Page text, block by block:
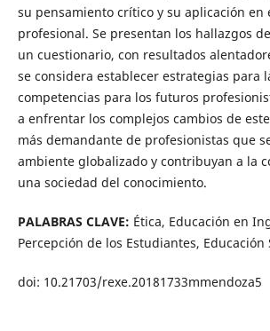
su pensamiento crítico y su aplicación en
profesional. Se presentan los hallazgos
un cuestionario, con resultados
se considera establecer estrategias para
competencias para los futuros
a enfrentar los complejos cambios de
más demandante de profesionistas que
ambiente globalizado y contribuyan a la
una sociedad del conocimiento.
PALABRAS CLAVE: Ética, Educación en
Percepción de los Estudiantes, Educación
doi: 10.21703/rexe.20181733mmendoza5